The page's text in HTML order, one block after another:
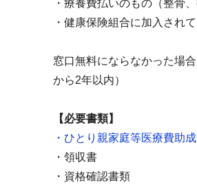
・療養費払いのもの（整骨
・健康保険組合に加入され
窓口無料にならなかった場
から2年以内）
【必要書類】
・ひとり親家庭等医療費助
・領収書
・資格確認書類